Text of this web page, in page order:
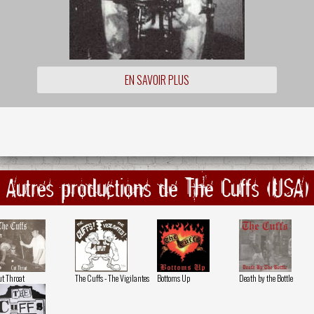
EN SAVOIR PLUS
Autres productions de The Cuffs (USA)
Throat The Cuffs - The Vigilantes Bottoms Up Death by the Bottle